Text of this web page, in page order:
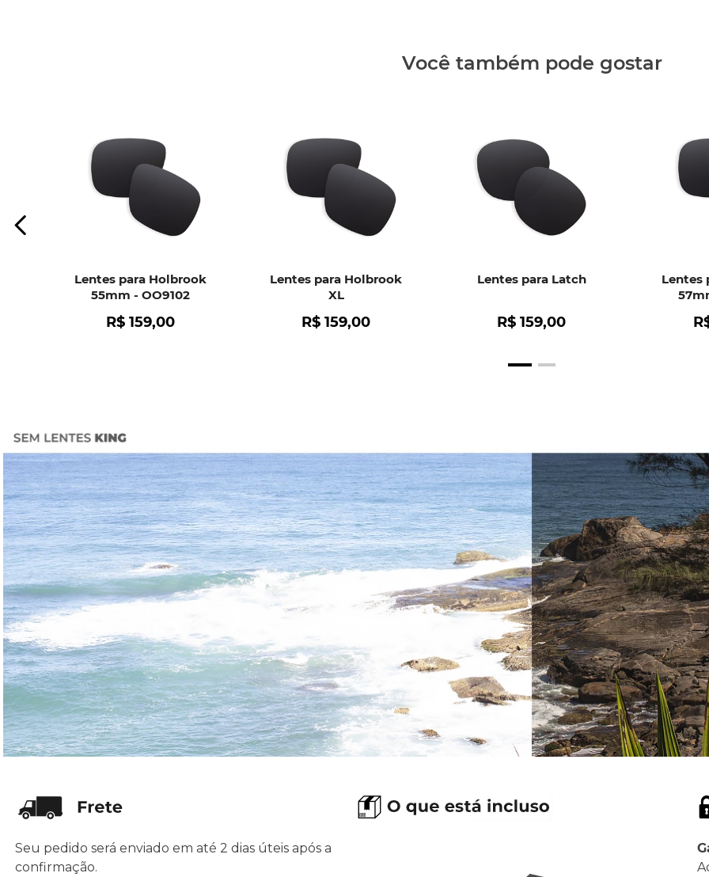
Você também pode gostar
Lentes para Holbrook
55mm - OO9102
R$ 159,00
Lentes para Holbrook
XL
R$ 159,00
Lentes para Latch
R$ 159,00
Lentes
Seu pedido será enviado em até 2 dias úteis após a
confirmação.